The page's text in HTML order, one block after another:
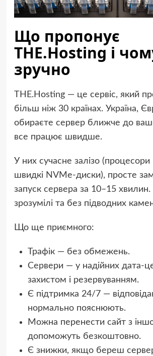
Що пропонує
THE.Hosting і
зручно
THE.Hosting — це сервіс, який
більш ніж 30 країнах. Україна,
обираєте сервер ближче до
все працює швидше.
У них сучасне залізо
швидкі NVMe-диски), просте
запуск сервера за 10–15
зрозумілі та без підводних
Що ще приємного:
Трафік — без обмежень.
Сервери — у надійних дата-
захистом і резервуванням.
Є підтримка 24/7 —
нормально пояснюють.
Можна перенести сайт з
допоможуть безкоштовно.
Є знижки, якщо береш